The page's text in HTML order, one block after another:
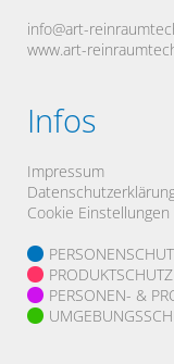
info@art-
www.art-
Infos
Impressum
Cookie Einstellungen
PRODUKTSCHUTZ
PERSONEN- &